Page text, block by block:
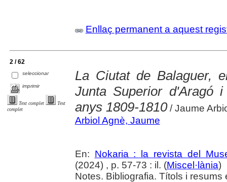
Enllaç permanent a aquest
2 / 62
seleccionar
imprimir
Text complet
Text
complet
La Ciutat de Balaguer,
Junta Superior d'Aragó
anys 1809-1810/ Jaume
Arbiol Agnè, Jaume
En: Nokaria : la revista del
(2024) , p. 57-73 : il. (Miscel·lània)
Notes. Bibliografia. Títols i resums